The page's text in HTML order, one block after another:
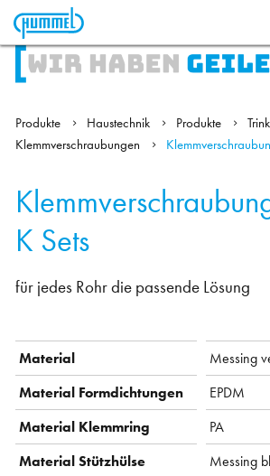
Produkte Haustechnik Produkte
Klemmverschraubungen
K Sets
für jedes Rohr die passende Lösung
Material
Messing
Material Formdichtungen
EPDM
Material Klemmring
PA
Material Stützhülse
Messing